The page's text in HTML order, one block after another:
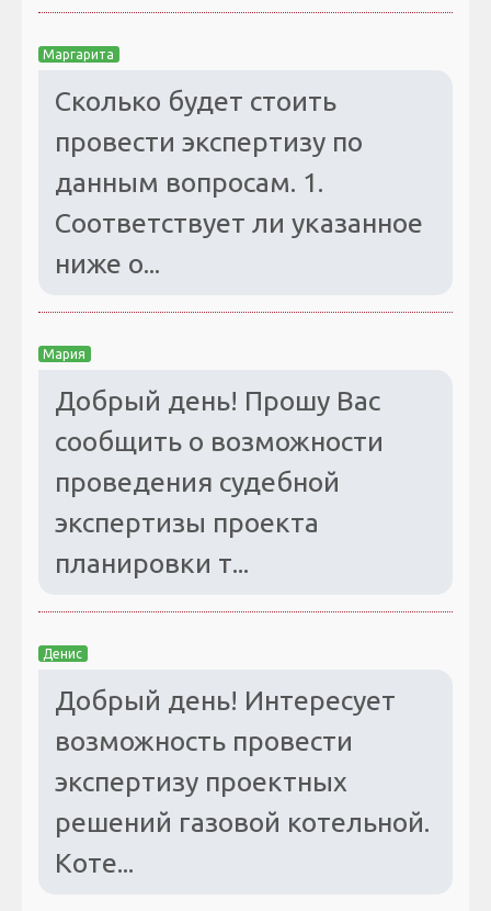
Маргарита
Сколько будет стоить
провести экспертизу по
данным вопросам. 1.
Соответствует ли указанное
ниже о...
Мария
Добрый день! Прошу Вас
сообщить о возможности
проведения судебной
экспертизы проекта
планировки т...
Денис
Добрый день! Интересует
возможность провести
экспертизу проектных
решений газовой котельной.
Коте...